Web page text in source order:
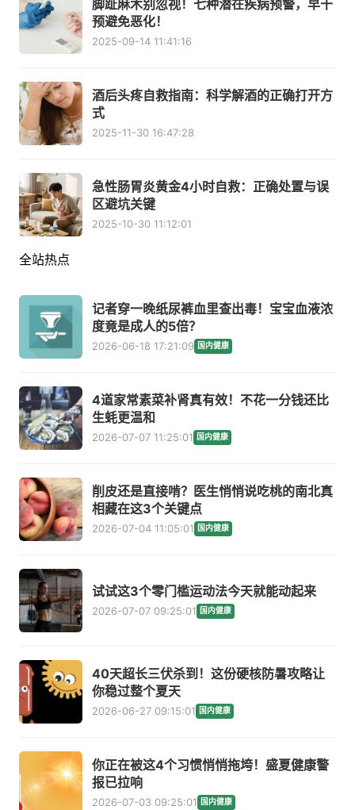
脚趾麻木别忽视！七种潜在疾病预警，早干
预避免恶化！
2025-09-14 11:41:16
酒后头疼自救指南：科学解酒的正确打开方
式
2025-11-30 16:47:28
急性肠胃炎黄金4小时自救：正确处置与误
区避坑关键
2025-10-30 11:12:01
全站热点
记者穿一晚纸尿裤血里查出毒！宝宝血液浓
度竟是成人的5倍？
2026-06-18 17:21:09 国内健康
4道家常素菜补肾真有效！不花一分钱还比
生蚝更温和
2026-07-07 11:25:01 国内健康
削皮还是直接啃？医生悄悄说吃桃的南北真
相藏在这3个关键点
2026-07-04 11:05:01 国内健康
试试这3个零门槛运动法今天就能动起来
2026-07-07 09:25:01 国内健康
40天超长三伏杀到！这份硬核防暑攻略让
你稳过整个夏天
2026-06-27 09:15:01 国内健康
你正在被这4个习惯悄悄拖垮！盛夏健康警
报已拉响
2026-07-03 09:25:01 国内健康